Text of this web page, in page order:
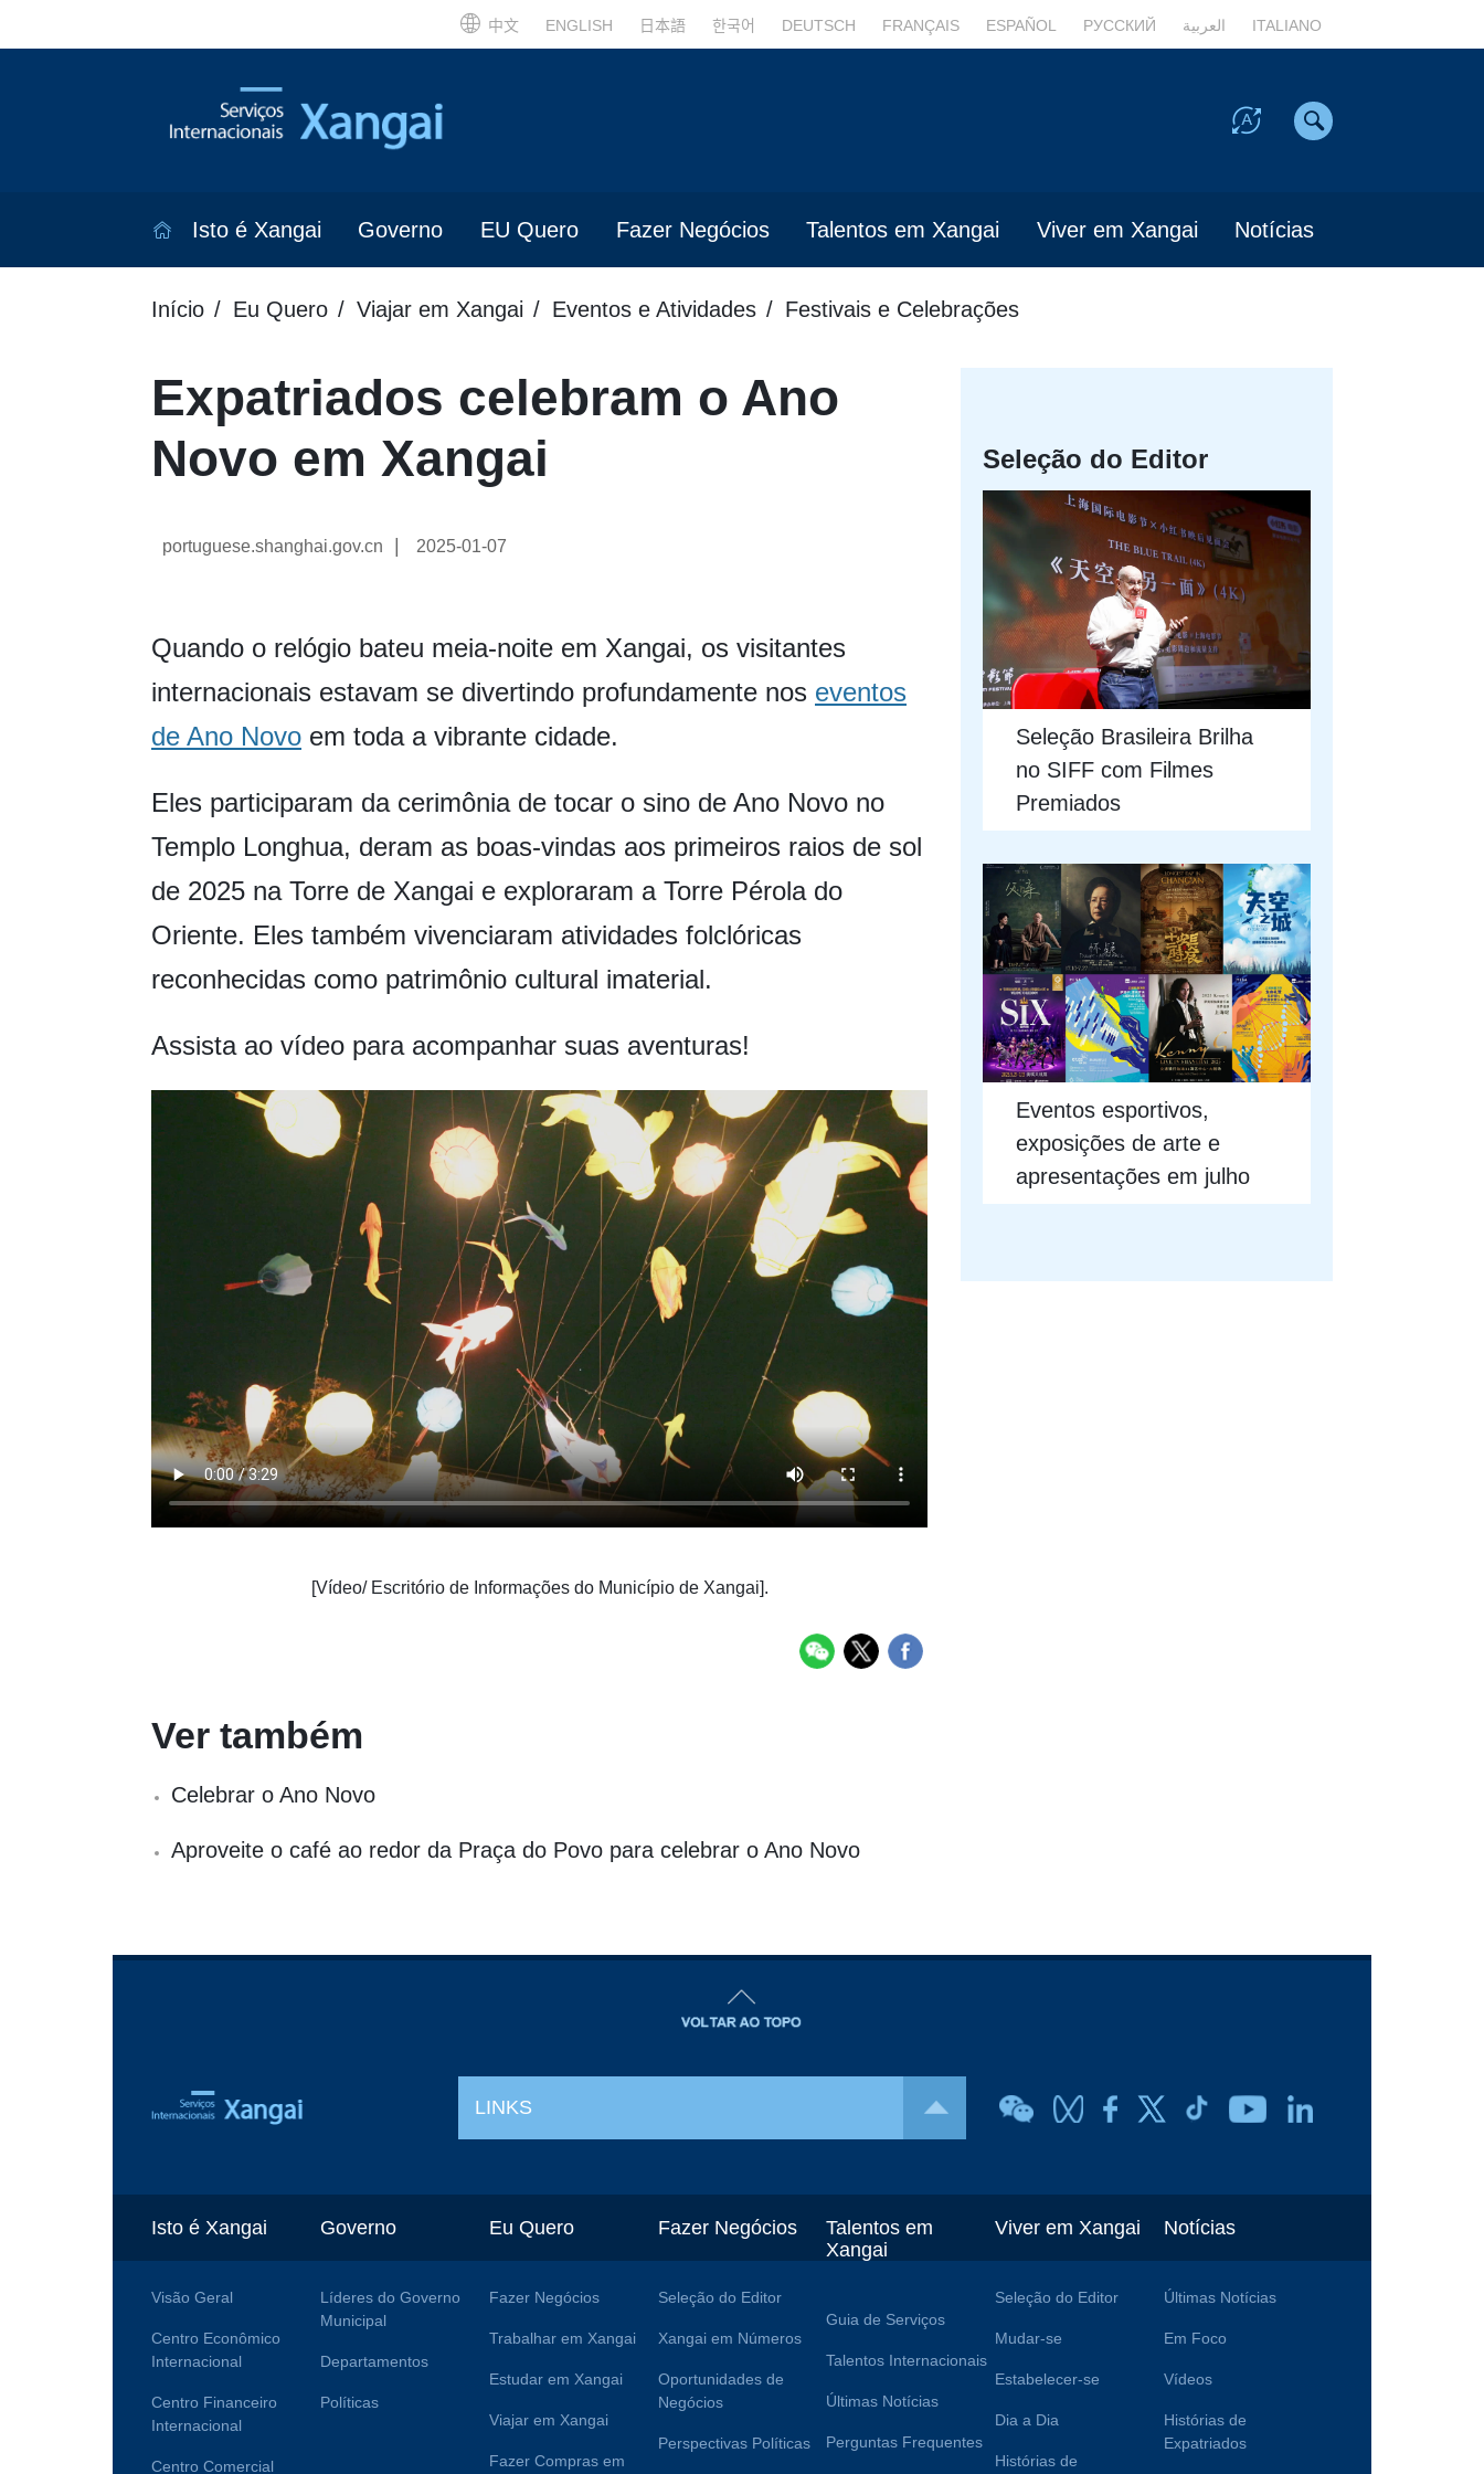
中文 ENGLISH 日本語 한국어 DEUTSCH FRANÇAIS ESPAÑOL РУССКИЙ العربية ITALIANO
Isto é Xangai Governo EU Quero Fazer Negócios Talentos em Xangai Viver em Xangai Notícias
Início Eu Quero Viajar em Xangai Eventos e Atividades Festivais e Celebrações
Expatriados celebram o Ano
Novo em Xangai
portuguese.shanghai.gov.cn 2025-01-07
Quando o relógio bateu meia-noite em Xangai, os visitantes
internacionais estavam se divertindo profundamente nos eventos
de Ano Novo em toda a vibrante cidade.
Eles participaram da cerimônia de tocar o sino de Ano Novo no
Templo Longhua, deram as boas-vindas aos primeiros raios de sol
de 2025 na Torre de Xangai e exploraram a Torre Pérola do
Oriente. Eles também vivenciaram atividades folclóricas
reconhecidas como patrimônio cultural imaterial.
Assista ao vídeo para acompanhar suas aventuras!
[Vídeo/ Escritório de Informações do Município de Xangai].
Ver também
Celebrar o Ano Novo
Aproveite o café ao redor da Praça do Povo para celebrar o Ano Novo
Seleção do Editor
Seleção Brasileira Brilha
no SIFF com Filmes
Premiados
Eventos esportivos,
exposições de arte e
apresentações em julho
LINKS
Isto é Xangai
Visão Geral
Centro Econômico
Internacional
Centro Financeiro
Internacional
Centro Comercial
Governo
Líderes do Governo
Municipal
Departamentos
Políticas
Eu Quero
Fazer Negócios
Trabalhar em Xangai
Estudar em Xangai
Viajar em Xangai
Fazer Compras em
Fazer Negócios
Seleção do Editor
Xangai em Números
Oportunidades de
Negócios
Perspectivas Políticas
Talentos em
Xangai
Guia de Serviços
Talentos Internacionais
Últimas Notícias
Perguntas Frequentes
Viver em Xangai
Seleção do Editor
Mudar-se
Estabelecer-se
Dia a Dia
Histórias de
Notícias
Últimas Notícias
Em Foco
Vídeos
Histórias de
Expatriados